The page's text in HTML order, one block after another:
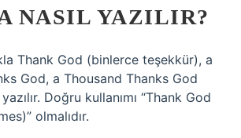
NASIL YAZILIR?
Thank God (binlerce teşekkür), a
God, a Thousand Thanks God
Doğru kullanımı “Thank God
olmalıdır.